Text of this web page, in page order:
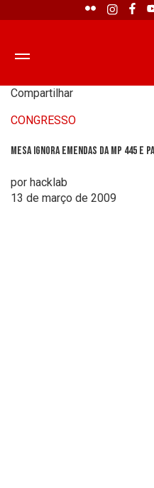
Compartilhar
CONGRESSO
Mesa ignora emendas da MP 445
por hacklab
13 de março de 2009